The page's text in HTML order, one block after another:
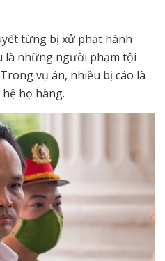
từng bị xử phạt hành
là những người phạm tội
vụ án, nhiều bị cáo là
họ hàng.